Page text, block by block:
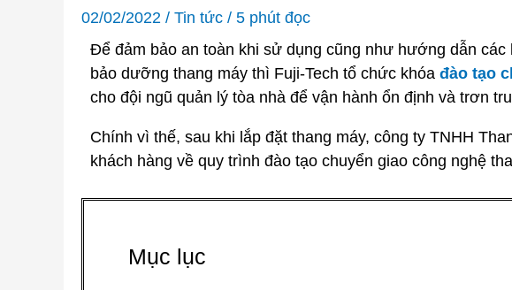
02/02/2022 / Tin tức / 5 phút đọc
Để đảm bảo an toàn khi sử dụng cũng như hướng dẫn các
bảo dưỡng thang máy thì Fuji-Tech tổ chức khóa đào tạo
cho đội ngũ quản lý tòa nhà để vận hành ổn định và trơn
Chính vì thế, sau khi lắp đặt thang máy, công ty TNHH
khách hàng về quy trình đào tạo chuyển giao công nghệ
Mục lục